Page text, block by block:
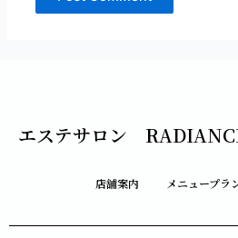
エステサロン
店舗案内 メニュープラ